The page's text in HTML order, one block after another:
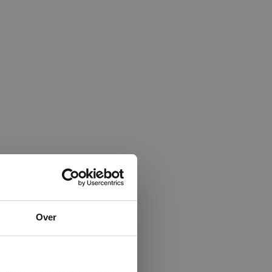
Over
×
van